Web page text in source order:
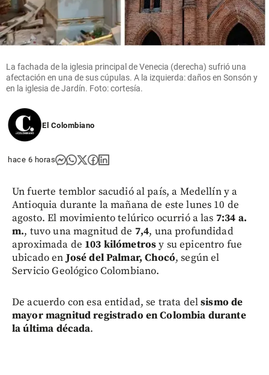
La fachada de la iglesia principal de Venecia (derecha) sufrió una
afectación en una de sus cúpulas. A la izquierda: daños en Sonsón y
en la iglesia de Jardín. Foto: cortesía.
El Colombiano
hace 6 horas
Un fuerte temblor sacudió al país, a Medellín y a
Antioquia durante la mañana de este lunes 10 de
agosto. El movimiento telúrico ocurrió a las 7:34 a.
m., tuvo una magnitud de 7,4, una profundidad
aproximada de 103 kilómetrosy su epicentro fue
ubicado enJosé del Palmar, Chocó, según el
Servicio Geológico Colombiano.
De acuerdo con esa entidad, se trata delsismo de
mayor magnitud registrado en Colombia durante
la última década.